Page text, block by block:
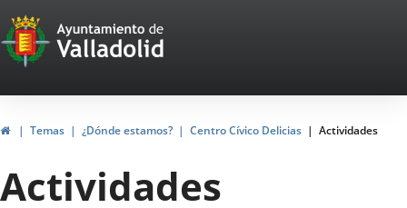
Portal
Web
del
Ayuntamiento
de
Valladolid
InicioTemas ¿Dónde estamos? Centro Cívico Delicias Actividades
Actividades